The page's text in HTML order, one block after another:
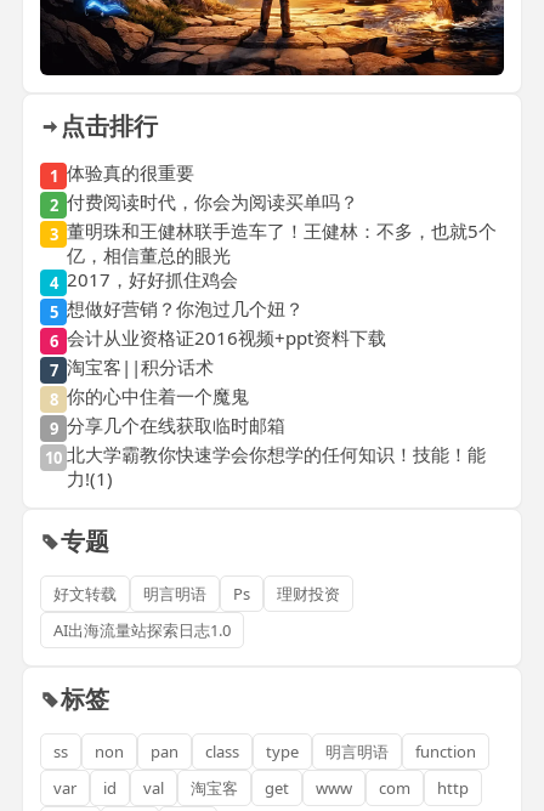
点击排行
1 体验真的很重要
2 付费阅读时代，你会为阅读买单吗？
3 董明珠和王健林联手造车了！王健林：不多，也就5个
亿，相信董总的眼光
4 2017，好好抓住鸡会
5 想做好营销？你泡过几个妞？
6 会计从业资格证2016视频+ppt资料下载
7 淘宝客||积分话术
8 你的心中住着一个魔鬼
9 分享几个在线获取临时邮箱
10 北大学霸教你快速学会你想学的任何知识！技能！能
力!(1)
专题
好文转载 明言明语 Ps
理财投资
AI出海流量站探索日志1.0
标签
ss non pan class type 明言明语
function
var
id val 淘宝客 get www com
http